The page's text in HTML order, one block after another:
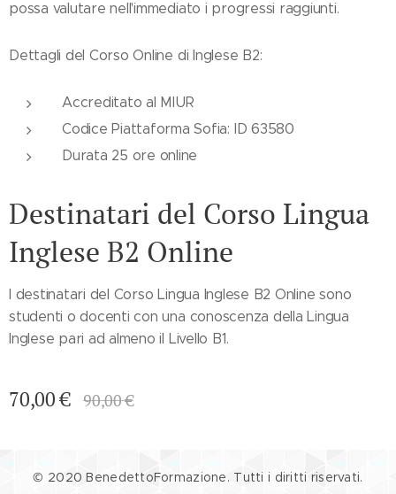
possa valutare nell'immediato i progressi raggiunti.
Dettagli del Corso Online di Inglese B2:
Accreditato al MIUR
Codice Piattaforma Sofia: ID 63580
Durata 25 ore online
Destinatari del Corso Lingua
Inglese B2 Online
I destinatari del Corso Lingua Inglese B2 Online sono
studenti o docenti con una conoscenza della Lingua
Inglese pari ad almeno il Livello B1.
70,00€ 90,00€
© 2020 BenedettoFormazione. Tutti i diritti riservati.